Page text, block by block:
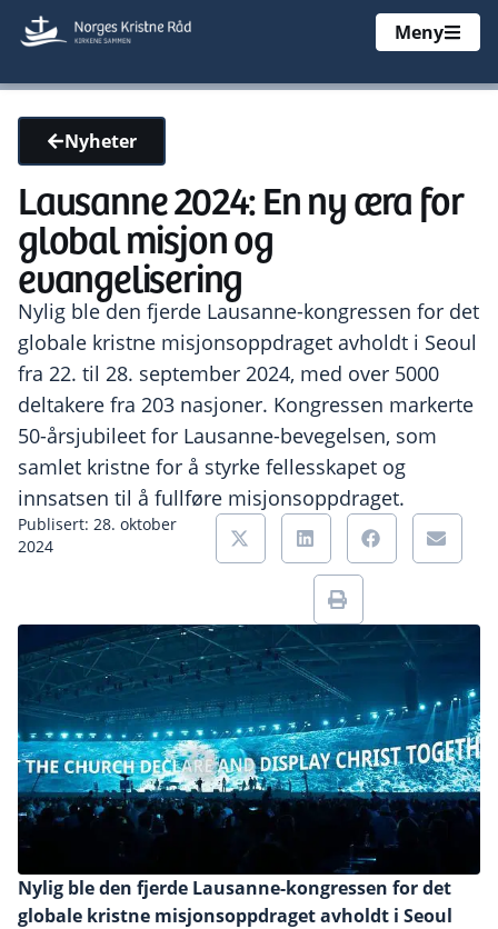
Meny
Nyheter
Lausanne 2024: En ny æra for
global misjon og
evangelisering
Nylig ble den fjerde Lausanne-kongressen for det
globale kristne misjonsoppdraget avholdt i Seoul
fra 22. til 28. september 2024, med over 5000
deltakere fra 203 nasjoner. Kongressen markerte
50-årsjubileet for Lausanne-bevegelsen, som
samlet kristne for å styrke fellesskapet og
innsatsen til å fullføre misjonsoppdraget.
Publisert: 28. oktober
2024
Nylig ble den fjerde Lausanne-kongressen for det
globale kristne misjonsoppdraget avholdt i Seoul